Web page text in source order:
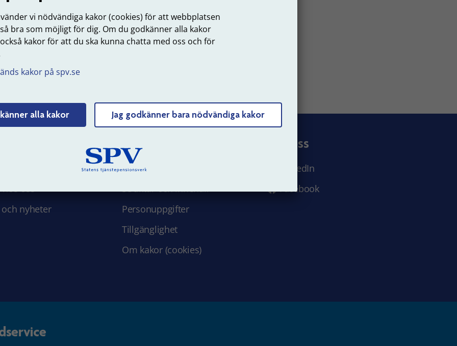
vi nödvändiga kakor (cookies) för att webbplatsen
bra som möjligt för dig. Om du godkänner alla kakor
kakor för att du ska kunna chatta med oss och för
kakor på spv.se
alla kakor Jag godkänner bara nödvändiga kakor
du som arbetsgivare ska göra om en anställd blir sjuk
2021-10-27
Tyck till om sidans innehåll
hos oss
och nyheter
Om webbplatsen
Webbkarta
Struktur och innehåll
Personuppgifter
Tillgänglighet
Om kakor (cookies)
Följ oss
LinkedIn
Facebook